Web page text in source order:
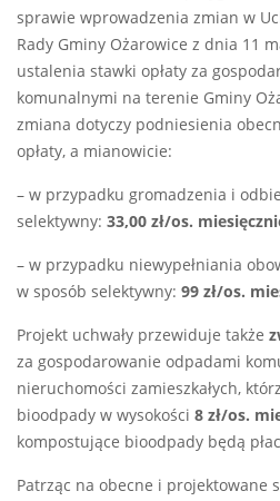
sprawie wprowadzenia zmian w
Rady Gminy Ożarowice z dnia 11
ustalenia stawki opłaty za
komunalnymi na terenie Gminy
zmiana dotyczy podniesienia
opłaty, a mianowicie:
– w przypadku gromadzenia i
selektywny: 33,00 zł/os.
– w przypadku niewypełniania
w sposób selektywny: 99 zł/os.
Projekt uchwały przewiduje także
za gospodarowanie odpadami
nieruchomości zamieszkałych,
bioodpady w wysokości 8 zł/os.
kompostujące bioodpady będą
Patrząc na obecne i projektowane